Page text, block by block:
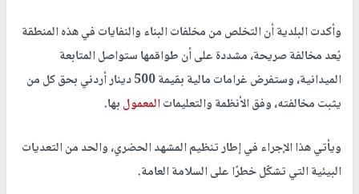
وأكدت البلدية أن التخلص من مخلفات البناء والنفايات في هذه المنطقة
يُعد مخالفة صريحة، مشددة على أن طواقمها ستواصل المتابعة
الميدانية، وستفرض غرامات مالية بقيمة500 دينار أردني
بحق كل من
يثبت مخالفته، وفق الأنظمة والتعليماتالمعمولبها.
ويأتي هذا الإجراء في إطار تنظيم المشهد الحضري، والحد من التعديات
البيئية التي تشكّل خطرًا على السلامة العامة.